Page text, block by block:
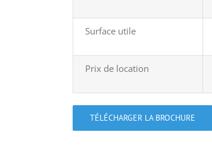
Surface utile
Prix de location
TÉLÉCHARGER LA BROCHURE